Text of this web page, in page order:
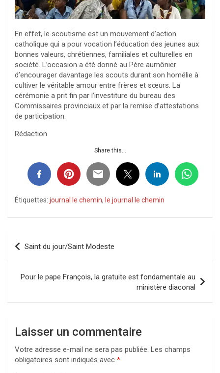
En effet, le scoutisme est un mouvement d’action
catholique qui a pour vocation l’éducation des jeunes aux
bonnes valeurs, chrétiennes, familiales et culturelles en
société. L’occasion a été donné au Père aumônier
d’encourager davantage les scouts durant son homélie à
cultiver le véritable amour entre frères et sœurs. La
cérémonie a prit fin par l’investiture du bureau des
Commissaires provinciaux et par la remise d’attestations
de participation.
Rédaction
Share this...
Étiquettes: journal le chemin, le journal le chemin
Navigation
de
l’article
Saint du jour/Saint Modeste
Pour le pape François, la gratuite est fondamentale au
ministère diaconal
Laisser un commentaire
Votre adresse e-mail ne sera pas publiée. Les champs
obligatoires sont indiqués avec *